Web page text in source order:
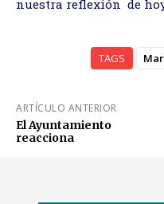
nuestra reflexión de
TAGS
ARTÍCULO ANTERIOR
El Ayuntamiento
reacciona